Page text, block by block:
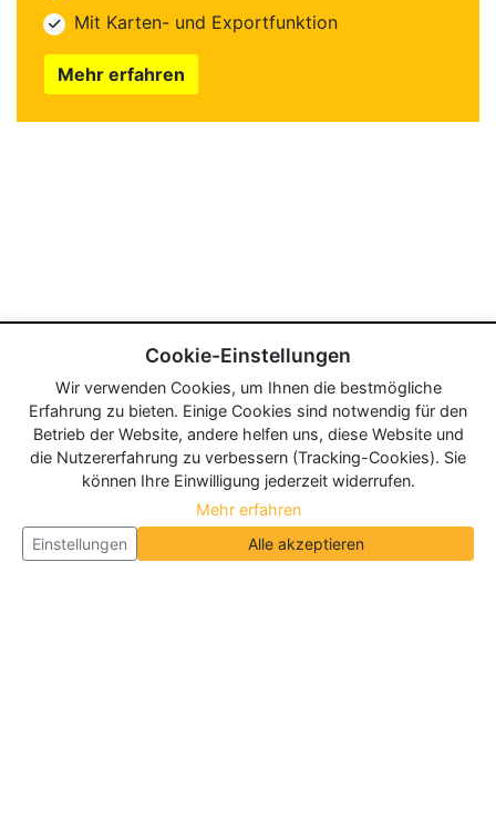
Mit Karten- und Exportfunktion
Mehr erfahren
Cookie-Einstellungen
Wir verwenden Cookies, um Ihnen die bestmögliche
Erfahrung zu bieten. Einige Cookies sind notwendig für den
Betrieb der Website, andere helfen uns, diese Website und
die Nutzererfahrung zu verbessern (Tracking-Cookies). Sie
können Ihre Einwilligung jederzeit widerrufen.
Mehr erfahren
Einstellungen
Alle akzeptieren